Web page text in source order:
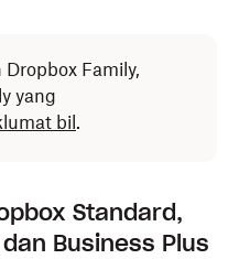
Dropbox Family,
yang
bil .
Standard,
Business Plus